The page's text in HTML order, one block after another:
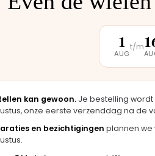
er
terwijl je wacht."
Bas · Joolz duwstang
1
AUG
t/m
kan gewoon. Je bestelling
onze eerste verzenddag na de
en bezichtigingen plannen we